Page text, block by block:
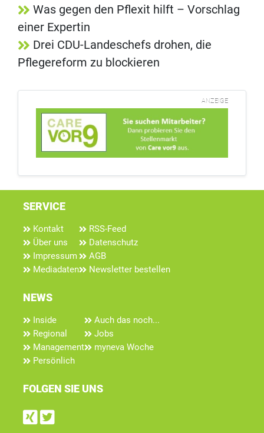
Was gegen den Pflexit hilft – Vorschlag
einer Expertin
Drei CDU-Landeschefs drohen, die
Pflegereform zu blockieren
ANZEIGE
SERVICE
Kontakt
Über uns
Impressum
Mediadaten
RSS-Feed
Datenschutz
AGB
Newsletter bestellen
NEWS
Inside
Regional
Management
Persönlich
Auch das noch...
Jobs
myneva Woche
FOLGEN SIE UNS
Find us on Xing
Follow us on Twitter